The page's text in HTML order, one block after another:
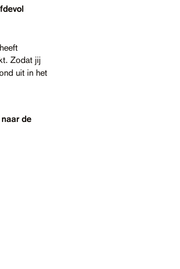
Zodat jij
uit in het
de
deze